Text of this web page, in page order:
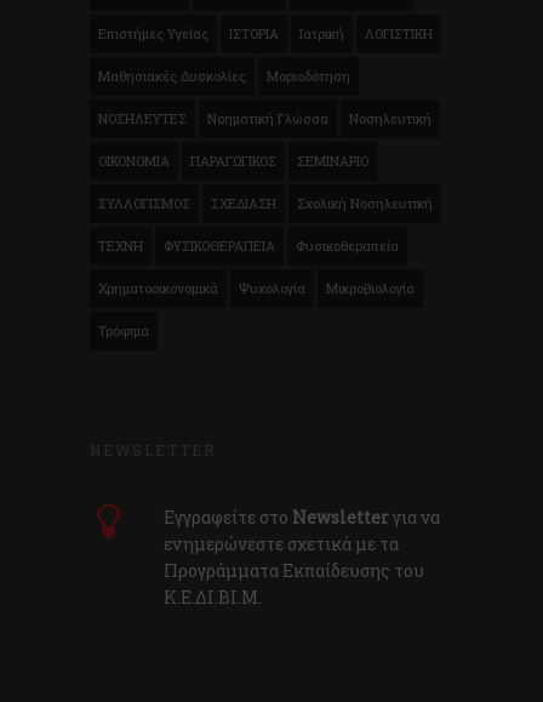
Επιστήμες Υγείας ΙΣΤΟΡΙΑ Ιατρική ΛΟΓΙΣΤΙΚΗ
Μαθησιακές Δυσκολίες Μοριοδότηση
ΝΟΣΗΛΕΥΤΕΣ Νοηματική Γλώσσα Νοσηλευτική
ΟΙΚΟΝΟΜΙΑ ΠΑΡΑΓΩΓΙΚΟΣ ΣΕΜΙΝΑΡΙΟ
ΣΥΛΛΟΓΙΣΜΟΣ ΣΧΕΔΙΑΣΗ Σχολική Νοσηλευτική
ΤΕΧΝΗ ΦΥΣΙΚΟΘΕΡΑΠΕΙΑ Φυσικοθεραπεία
Χρηματοοικονομικά Ψυχολογία Μικροβιολογία
Τρόφιμα
NEWSLETTER
Εγγραφείτε στο Newsletterγια να
ενημερώνεστε σχετικά με τα
Προγράμματα Εκπαίδευσης του
Κ.E.ΔI.ΒI.Μ.